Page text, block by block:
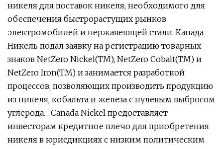
никеля для поставок никеля, необходимого для
обеспечения быстрорастущих рынков
электромобилей и нержавеющей стали. Канада
Никель подал заявку на регистрацию товарных
знаков NetZero Nickel(TM), NetZero Cobalt(TM) и
NetZero Iron(TM) и занимается разработкой
процессов, позволяющих производить продукцию
из никеля, кобальта и железа с нулевым выбросом
углерода. . Canada Nickel предоставляет
инвесторам кредитное плечо для приобретения
никеля в юрисдикциях с низким политическим